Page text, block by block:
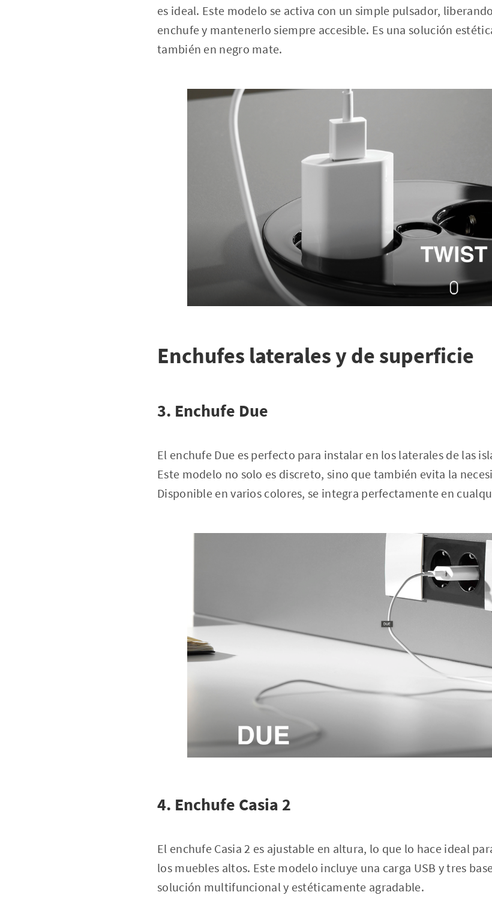
es ideal. Este modelo se activa con un simple pulsador,
enchufe y mantenerlo siempre accesible. Es una solución
también en negro mate.
Enchufes laterales y de superficie
3. Enchufe Due
El enchufe Due es perfecto para instalar en los laterales de las
Este modelo no solo es discreto, sino que también evita la
Disponible en varios colores, se integra perfectamente en
4. Enchufe Casia 2
El enchufe Casia 2 es ajustable en altura, lo que lo hace ideal
los muebles altos. Este modelo incluye una carga USB y tres
solución multifuncional y estéticamente agradable.